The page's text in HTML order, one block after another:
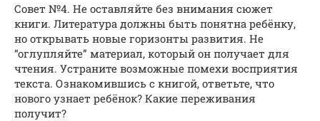
Совет №4. Не оставляйте без внимания сюжет
книги. Литература должны быть понятна ребёнку,
но открывать новые горизонты развития. Не
“оглупляйте” материал, который он получает для
чтения. Устраните возможные помехи восприятия
текста. Ознакомившись с книгой, ответьте, что
нового узнает ребёнок? Какие переживания
получит?